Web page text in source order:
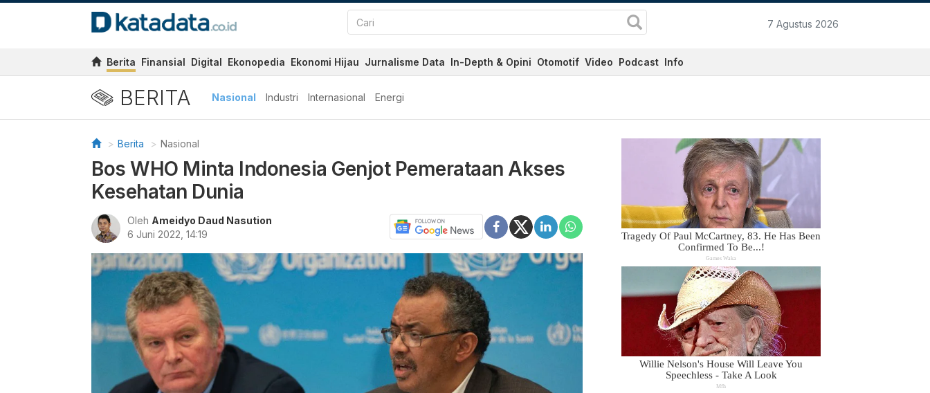
7 Agustus 2026
Berita Finansial Digital Ekonopedia Ekonomi Hijau Jurnalisme Data In-Depth & Opini Otomotif Video Podcast Info
BERITA Nasional Industri Internasional Energi
Berita Nasional
Bos WHO Minta Indonesia Genjot Pemerataan Akses
Kesehatan Dunia
Oleh Ameidyo Daud Nasution
6 Juni 2022, 14:19